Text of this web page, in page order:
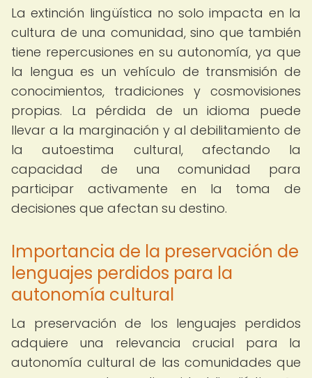
La extinción lingüística no solo impacta en la
cultura de una comunidad, sino que también
tiene repercusiones en su autonomía, ya que
la lengua es un vehículo de transmisión de
conocimientos, tradiciones y cosmovisiones
propias. La pérdida de un idioma puede
llevar a la marginación y al debilitamiento de
la autoestima cultural, afectando la
capacidad de una comunidad para
participar activamente en la toma de
decisiones que afectan su destino.
Importancia de la preservación de
lenguajes perdidos para la
autonomía cultural
La preservación de los lenguajes perdidos
adquiere una relevancia crucial para la
autonomía cultural de las comunidades que